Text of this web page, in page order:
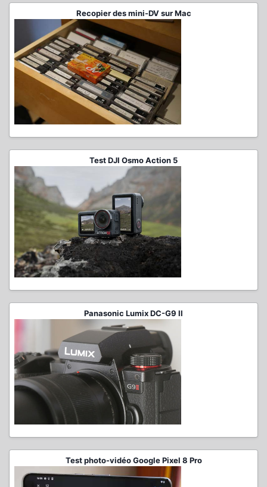
Recopier des mini-DV sur Mac
Test DJI Osmo Action 5
Panasonic Lumix DC-G9 II
Test photo-vidéo Google Pixel 8 Pro